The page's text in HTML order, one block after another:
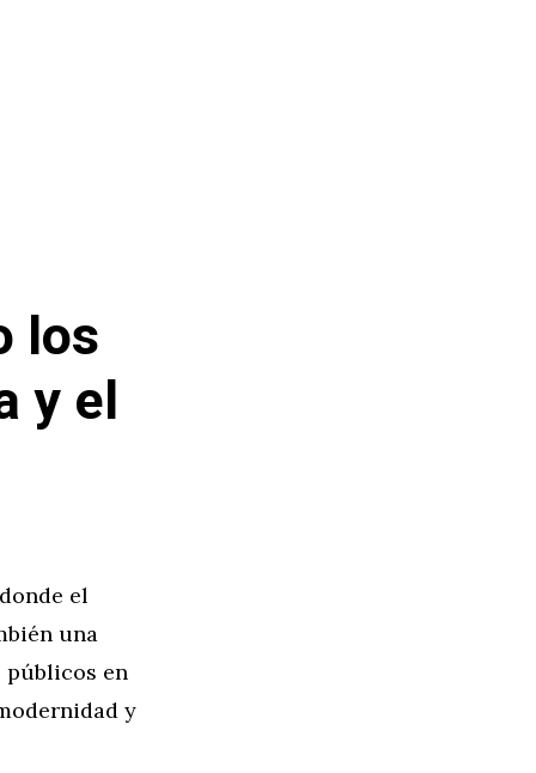
los
y el
el
una
públicos en
y